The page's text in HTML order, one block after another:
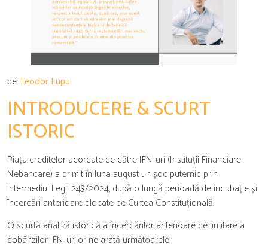
deTeodor Lupu
INTRODUCERE & SCURT
ISTORIC
Piața creditelor acordate de către IFN-uri (Instituții Financiare
Nebancare) a primit în luna august un șoc puternic prin
intermediul Legii 243/2024, după o lungă perioadă de incubație și
încercări anterioare blocate de Curtea Constituțională.
O scurtă analiză istorică a încercărilor anterioare de limitare a
dobânzilor IFN-urilor ne arată următoarele: